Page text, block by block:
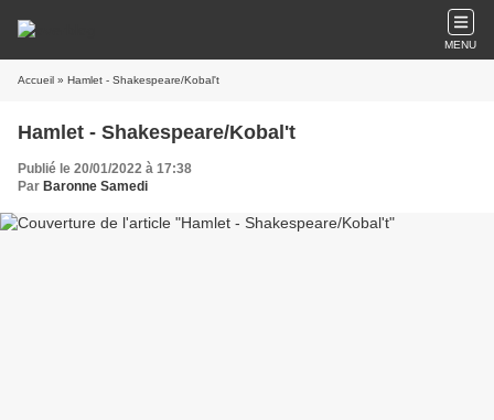
MENU
Accueil » Hamlet - Shakespeare/Kobal't
Hamlet - Shakespeare/Kobal't
Publié le 20/01/2022 à 17:38
Par Baronne Samedi